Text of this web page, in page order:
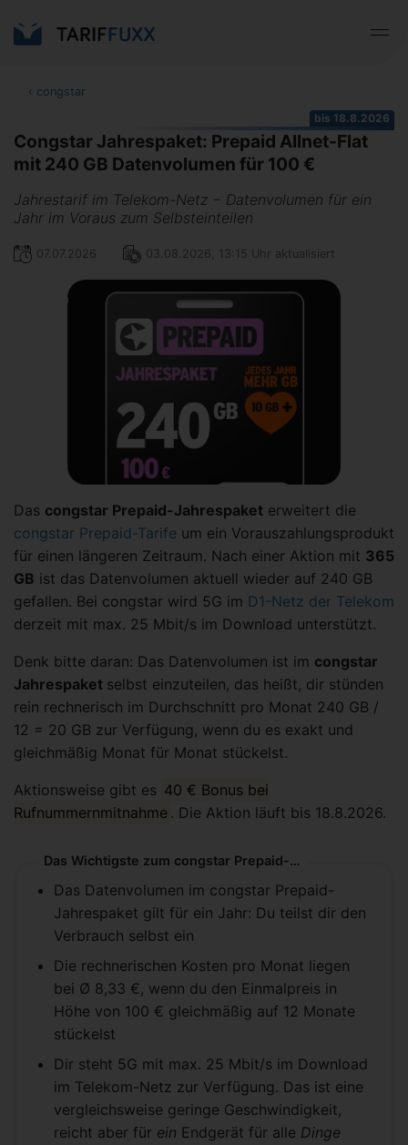
‹ congstar
bis 18.8.2026
Congstar Jahrespaket: Prepaid Allnet-Flat
mit 240 GB Datenvolumen für 100 €
Jahrestarif im Telekom-Netz − Datenvolumen für ein
Jahr im Voraus zum Selbsteinteilen
07.07.2026 03.08.2026, 13:15 Uhr aktualisiert
Das congstar Prepaid-Jahrespaket erweitert die
congstar Prepaid-Tarife um ein Vorauszahlungsprodukt
für einen längeren Zeitraum. Nach einer Aktion mit 365
GB ist das Datenvolumen aktuell wieder auf 240 GB
gefallen. Bei congstar wird 5G im D1-Netz der Telekom
derzeit mit max. 25 Mbit/s im Download unterstützt.
Denk bitte daran: Das Datenvolumen ist im congstar
Jahrespaket selbst einzuteilen, das heißt, dir stünden
rein rechnerisch im Durchschnitt pro Monat 240 GB /
12 = 20 GB zur Verfügung, wenn du es exakt und
gleichmäßig Monat für Monat stückelst.
Aktionsweise gibt es 40 € Bonus bei
Rufnummernmitnahme . Die Aktion läuft bis 18.8.2026.
Das Wichtigste zum congstar Prepaid-Jahrespaket
Das Datenvolumen im congstar Prepaid-
Jahrespaket gilt für ein Jahr: Du teilst dir den
Verbrauch selbst ein
Die rechnerischen Kosten pro Monat liegen
bei Ø 8,33 €, wenn du den Einmalpreis in
Höhe von 100 € gleichmäßig auf 12 Monate
stückelst
Dir steht 5G mit max. 25 Mbit/s im Download
im Telekom-Netz zur Verfügung. Das ist eine
vergleichsweise geringe Geschwindigkeit,
reicht aber für ein Endgerät für alle Dinge